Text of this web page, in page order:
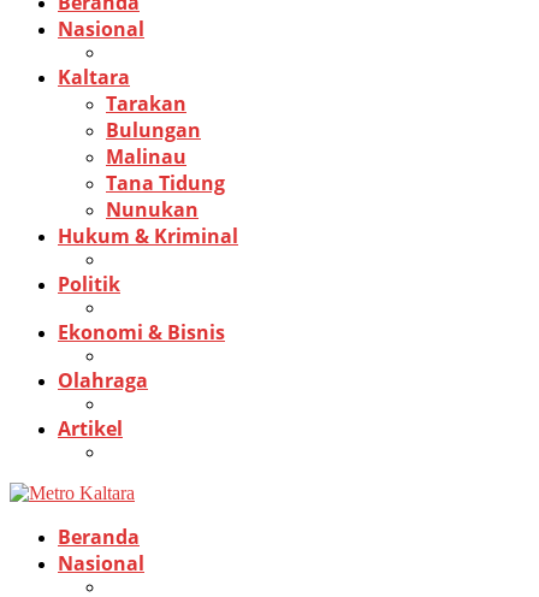
Nasional
Kaltara
Tarakan
Bulungan
Malinau
Tana Tidung
Nunukan
Hukum & Kriminal
Politik
Ekonomi & Bisnis
Olahraga
Artikel
Beranda
Nasional